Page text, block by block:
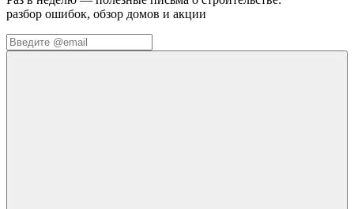
разбор ошибок, обзор домов и акции